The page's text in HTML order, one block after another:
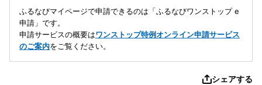
ふるなびマイページで申請できるのは「ふるなびワンストップ e
申請」です。
申請サービスの概要はワンストップ特例オンライン申請サービス
のご案内をご覧ください。
シェアする